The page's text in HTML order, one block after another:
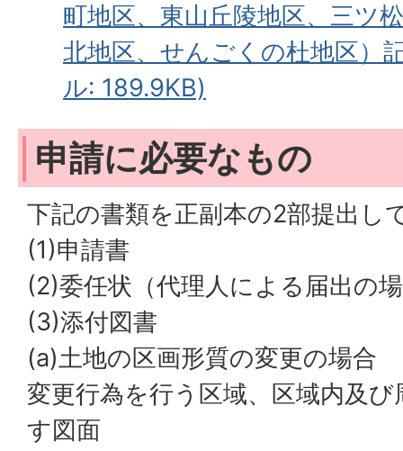
町地区、東山丘陵地区、三ツ
北地区、せんごくの杜地区）
ル: 189.9KB)
申請に必要なもの
下記の書類を正副本の2部提出し
(1)申請書
(2)委任状（代理人による届出の
(3)添付図書
(a)土地の区画形質の変更の場合
変更行為を行う区域、区域内及
す図面